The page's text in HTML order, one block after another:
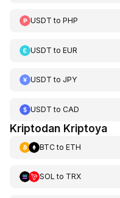
USDT to PHP
USDT to EUR
USDT to JPY
USDT to CAD
Kriptodan Kriptoya
BTCto ETH
SOL to TRX